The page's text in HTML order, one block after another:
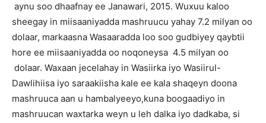
aynu soo dhaafnay ee Janawari, 2015. Wuxuu kaloo
sheegay in miisaaniyadda mashruucu yahay 7.2 milyan oo
dolaar, markaasna Wasaaradda loo soo gudbiyey qaybtii
hore ee miisaaniyadda oo noqoneysa 4.5 milyan oo
dolaar. Waxaan jecelahay in Wasiirka iyo Wasiirul-
Dawlihiisa iyo saraakiisha kale ee kala shaqeyn doona
mashruuca aan u hambalyeeyo,kuna boogaadiyo in
mashruucan waxtarka weyn u leh dalka iyo dadkaba, si